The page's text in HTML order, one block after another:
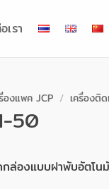
เรา
องแพค JCP / เครื่องติ
50
กล่องแบบฝาพับอัตโน